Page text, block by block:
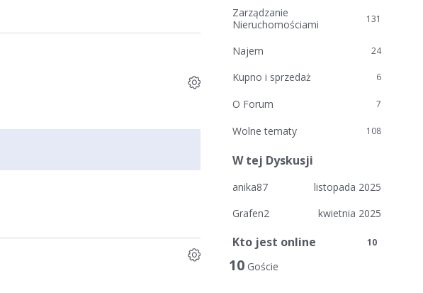
131
Zarządzanie
Nieruchomościami
24
Najem
6
Kupno i sprzedaż
7
O Forum
108
Wolne tematy
W tej Dyskusji
listopada 2025
anika87
kwietnia 2025
Grafen2
Kto jest online 10
10 Goście